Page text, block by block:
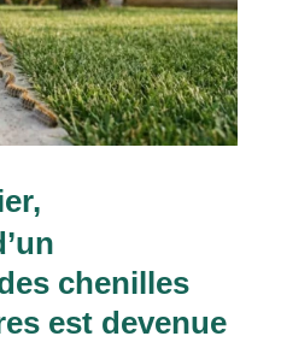
chenilles
est devenue